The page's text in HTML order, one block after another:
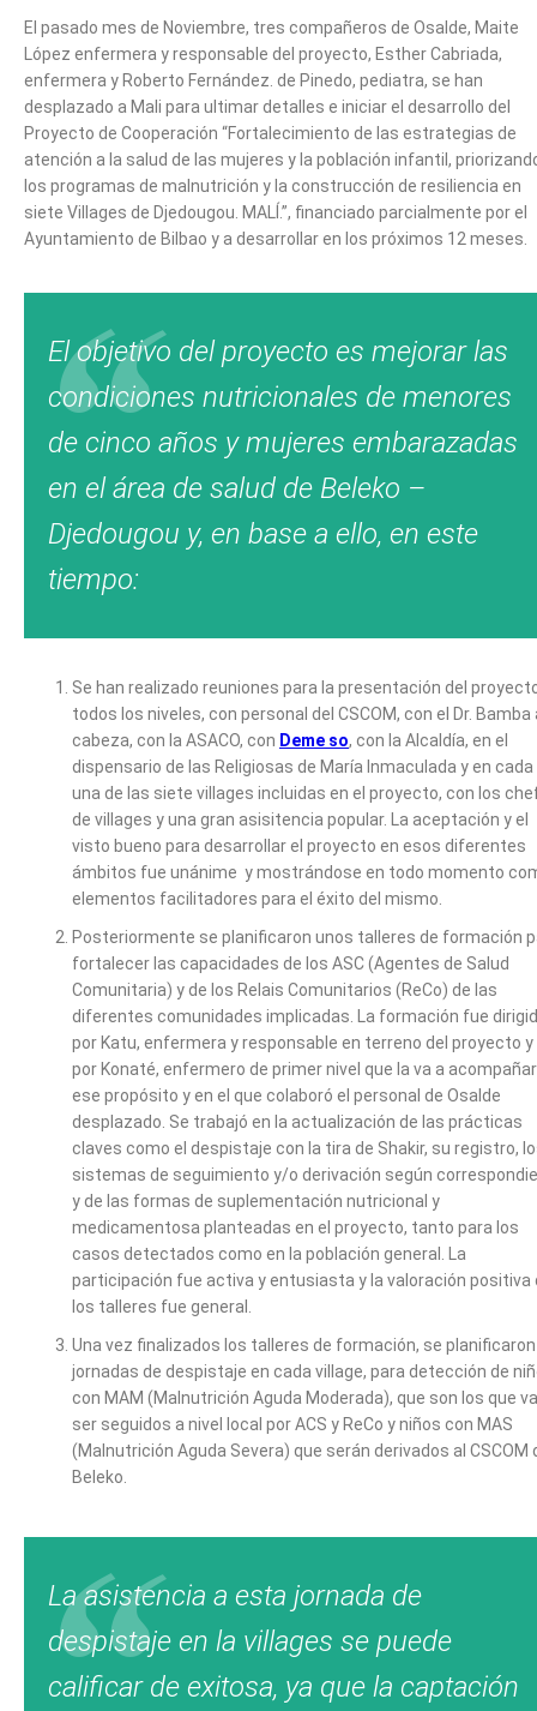
El pasado mes de Noviembre, tres compañeros de Osalde, Maite
López enfermera y responsable del proyecto, Esther Cabriada,
enfermera y Roberto Fernández. de Pinedo, pediatra, se han
desplazado a Mali para ultimar detalles e iniciar el desarrollo del
Proyecto de Cooperación “Fortalecimiento de las estrategias de
atención a la salud de las mujeres y la población infantil,
los programas de malnutrición y la construcción de resiliencia en
siete Villages de Djedougou. MALÍ.”, financiado parcialmente por el
Ayuntamiento de Bilbao y a desarrollar en los próximos 12 meses.
El objetivo del proyecto es mejorar las
condiciones nutricionales de menores
de cinco años y mujeres embarazadas
en el área de salud de Beleko –
Djedougou y, en base a ello, en este
tiempo:
Se han realizado reuniones para la presentación del
todos los niveles, con personal del CSCOM, con el Dr. Bamba
cabeza, con la ASACO, con Deme so, con la Alcaldía, en el
dispensario de las Religiosas de María Inmaculada y en cada
una de las siete villages incluidas en el proyecto, con los
de villages y una gran asisitencia popular. La aceptación y el
visto bueno para desarrollar el proyecto en esos diferentes
ámbitos fue unánime y mostrándose en todo momento
elementos facilitadores para el éxito del mismo.
Posteriormente se planificaron unos talleres de formación
fortalecer las capacidades de los ASC (Agentes de Salud
Comunitaria) y de los Relais Comunitarios (ReCo) de las
diferentes comunidades implicadas. La formación fue
por Katu, enfermera y responsable en terreno del proyecto y
por Konaté, enfermero de primer nivel que la va a
ese propósito y en el que colaboró el personal de Osalde
desplazado. Se trabajó en la actualización de las prácticas
claves como el despistaje con la tira de Shakir, su registro,
sistemas de seguimiento y/o derivación según
y de las formas de suplementación nutricional y
medicamentosa planteadas en el proyecto, tanto para los
casos detectados como en la población general. La
participación fue activa y entusiasta y la valoración positiva
los talleres fue general.
Una vez finalizados los talleres de formación, se planificaron
jornadas de despistaje en cada village, para detección de
con MAM (Malnutrición Aguda Moderada), que son los que
ser seguidos a nivel local por ACS y ReCo y niños con MAS
(Malnutrición Aguda Severa) que serán derivados al CSCOM
Beleko.
La asistencia a esta jornada de
despistaje en la villages se puede
calificar de exitosa, ya que la captación